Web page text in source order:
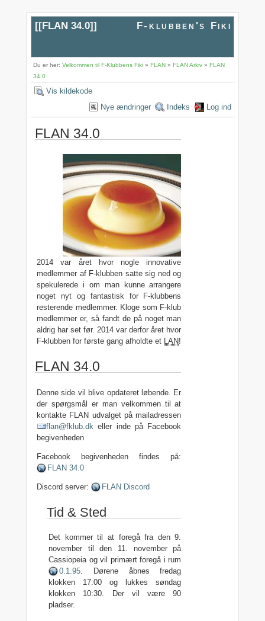
[[FLAN 34.0]] F-klubben's Fiki
Du er her:Velkommen til F-Klubbens Fiki »FLAN »FLAN Arkiv »FLAN
34.0
Vis kildekode
Nye ændringer
Indeks Log ind
FLAN 34.0
2014 var året hvor nogle innovative
medlemmer af F-klubben satte sig ned og
spekulerede i om man kunne arrangere
noget nyt og fantastisk for F-klubbens
resterende medlemmer. Kloge som F-klub
medlemmer er, så fandt de på noget man
aldrig har set før. 2014 var derfor året hvor
F-klubben for første gang afholdte et LAN!
FLAN 34.0
Denne side vil blive opdateret løbende. Er
der spørgsmål er man velkommen til at
kontakte FLAN udvalget på mailadressen
flan@fklub.dk eller inde på Facebook
begivenheden
Facebook begivenheden findes på:
FLAN 34.0
Discord server: FLAN Discord
Tid & Sted
Det kommer til at foregå fra den 9.
november til den 11. november på
Cassiopeia og vil primært foregå i rum
0.1.95 . Dørene åbnes fredag
klokken 17:00 og lukkes søndag
klokken 10:30. Der vil være 90
pladser.